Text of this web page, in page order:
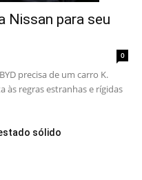
Nissan para seu
0
precisa de um carro K.
às regras estranhas e rígidas
sólido